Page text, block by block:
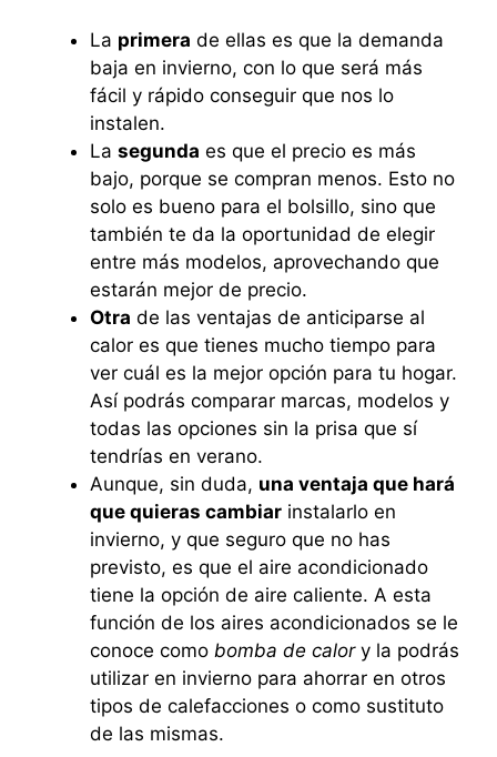
La primera de ellas es que la demanda
baja en invierno, con lo que será más
fácil y rápido conseguir que nos lo
instalen.
La segunda es que el precio es más
bajo, porque se compran menos. Esto no
solo es bueno para el bolsillo, sino que
también te da la oportunidad de elegir
entre más modelos, aprovechando que
estarán mejor de precio.
Otra de las ventajas de anticiparse al
calor es que tienes mucho tiempo para
ver cuál es la mejor opción para tu hogar.
Así podrás comparar marcas, modelos y
todas las opciones sin la prisa que sí
tendrías en verano.
Aunque, sin duda, una ventaja que hará
que quieras cambiar instalarlo en
invierno, y que seguro que no has
previsto, es que el aire acondicionado
tiene la opción de aire caliente. A esta
función de los aires acondicionados se le
conoce como bomba de calory la podrás
utilizar en invierno para ahorrar en otros
tipos de calefacciones o como sustituto
de las mismas.